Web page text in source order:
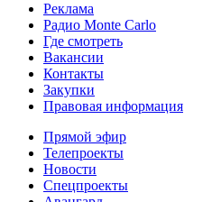
Реклама
Радио Monte Carlo
Где смотреть
Вакансии
Контакты
Закупки
Правовая информация
Прямой эфир
Телепроекты
Новости
Спецпроекты